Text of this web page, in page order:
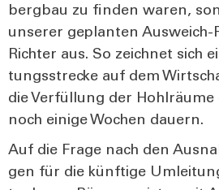
berg­bau zu fin­den waren,
unse­rer geplan­ten Aus­weich-
Rich­ter aus. So zeich­net sich
tungs­stre­cke auf dem
die Ver­fül­lung der
noch eini­ge Wochen dau­ern.
Auf die Fra­ge nach den
gen für die künf­ti­ge